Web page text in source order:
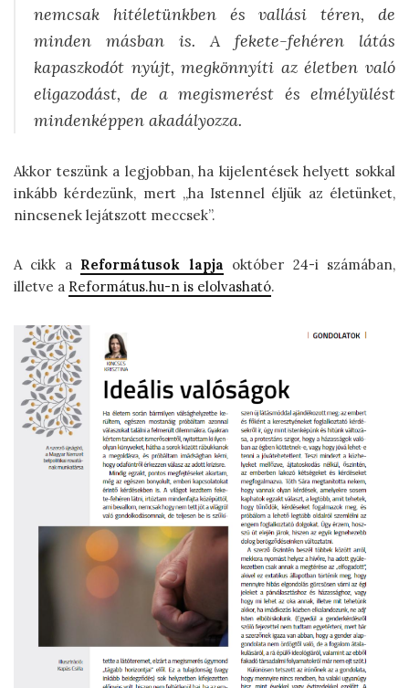
nemcsak hitéletünkben és vallási téren, de
minden másban is. A fekete-fehéren látás
kapaszkodót nyújt, megkönnyíti az életben való
eligazodást, de a megismerést és elmélyülést
mindenképpen akadályozza.
Akkor teszünk a legjobban, ha kijelentések helyett sokkal
inkább kérdezünk, mert „ha Istennel éljük az életünket,
nincsenek lejátszott meccsek”.
A cikk a Reformátusok lapja október 24-i számában,
illetve a Református.hu-n is elolvasható.